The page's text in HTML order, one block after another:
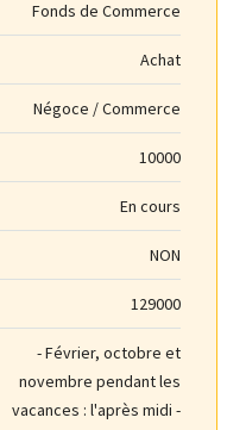
Fonds de Commerce
Achat
Négoce / Commerce
10000
En cours
NON
129000
- Février, octobre et
novembre pendant les
vacances : l'après midi -